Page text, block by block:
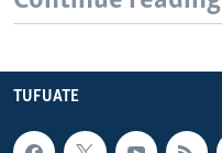
TUFUATE